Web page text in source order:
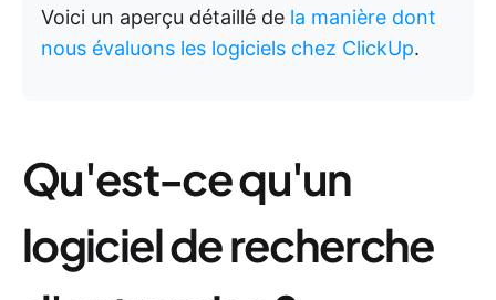
Voici un aperçu détaillé de la manière dont
nous évaluons les logiciels chez ClickUp.
Qu'est-ce qu'un
logiciel de recherche